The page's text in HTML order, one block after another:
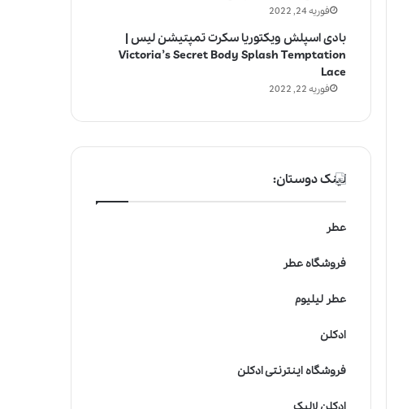
فوریه 24, 2022
بادی اسپلش ویکتوریا سکرت تمپتیشن لیس |
Victoria’s Secret Body Splash Temptation
Lace
فوریه 22, 2022
لینک دوستان:
عطر
فروشگاه عطر
عطر لیلیوم
ادکلن
فروشگاه اینترنتی ادکلن